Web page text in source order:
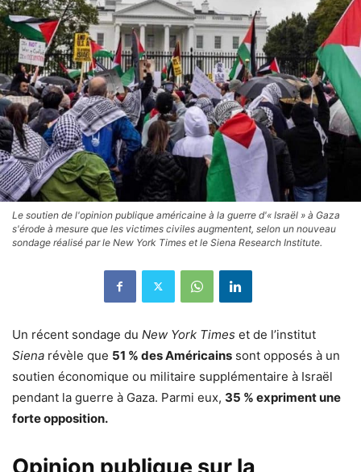
Le soutien de l'opinion publique américaine à la guerre d'« Israël » à Gaza
s'érode à mesure que les victimes civiles augmentent, selon un nouveau
sondage réalisé par le New York Times et le Siena Research Institute.
Un récent sondage du New York Times et de l’institut
Siena révèle que 51 % des Américains sont opposés à un
soutien économique ou militaire supplémentaire à Israël
pendant la guerre à Gaza. Parmi eux, 35 % expriment une
forte opposition.
Opinion publique sur la